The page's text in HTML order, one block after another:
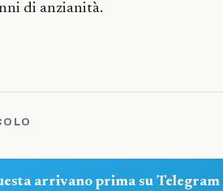
di anzianità.
arrivano prima su Telegram